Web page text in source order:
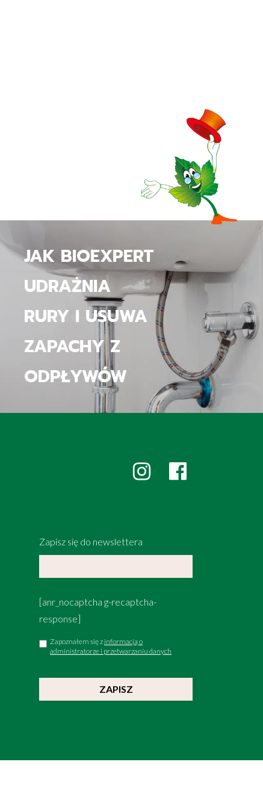
JAK BIOEXPERT
SPRZĄTA
ŁAZIENKĘ
Zapisz się do newslettera
[anr_nocaptcha g-recaptcha-
response]
Zapoznałem się z informacją o
administratorze i przetwarzaniu danych